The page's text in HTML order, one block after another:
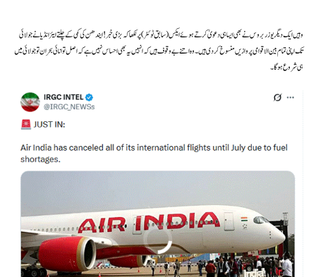
وہیں ایک دیگر یوزر بروس نے بھی ایسا ہی دعویٰ کرتے ہوئے ایکس (سابق ٹوئٹر) پر لکھا کہ بڑی خبر! ایندھن کی کمی کے چلتے ایئر انڈیا نے جولائی
تک اپنی تمام بین الاقوامی پروازیں منسوخ کر دی ہیں۔ وہ اتنے بے وقوف ہیں کہ انہیں یہ بھی احساس نہیں ہے کہ اصل توانائی بحران تو جولائی میں
ہی شروع ہوگا۔